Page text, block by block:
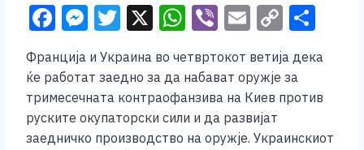
F
c
e
b
M
e
ss
e
n
T
tt
er
X W
at
s
A
Vi
er
E
ai
l
C
p
y
ar
e
Франција и Украина во четвртокот ветија дека
ќе работат заедно за да набават оружје за
тримесечната контраофанзива на Киев против
руските окупаторски сили и да развијат
заедничко производство на оружје. Украинскиот